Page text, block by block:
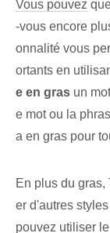
Vous pouvez
-vous encore
onnalité vous
ortants en
e⁤ en gras un
e mot ou la
a en gras pour
En plus du
er d'autres
pouvez utiliser